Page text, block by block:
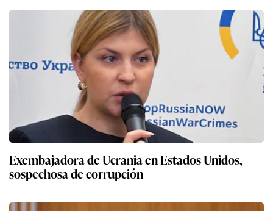
Exembajadora de Ucrania en Estados Unidos,
sospechosa de corrupción